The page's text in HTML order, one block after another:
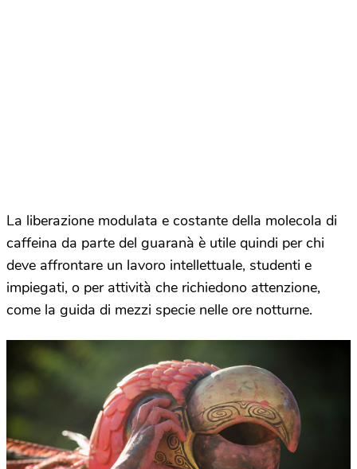
La liberazione modulata e costante della molecola di
caffeina da parte del guaranà è utile quindi per chi
deve affrontare un lavoro intellettuale, studenti e
impiegati, o per attività che richiedono attenzione,
come la guida di mezzi specie nelle ore notturne.